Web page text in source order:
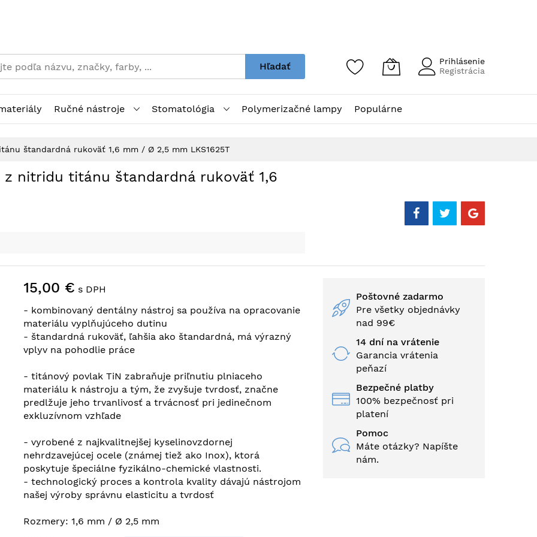
Hľadať
Prihlásenie
Registrácia
Ručné nástroje Stomatológia Polymerizačné lampy Populárne
štandardná rukoväť 1,6 mm / Ø 2,5 mm LKS1625T
nitridu titánu štandardná rukoväť 1,6
15,00 € s DPH
- kombinovaný dentálny nástroj sa používa na opracovanie
materiálu vyplňujúceho dutinu
- štandardná rukoväť, ľahšia ako štandardná, má výrazný
vplyv na pohodlie práce
- titánový povlak TiN zabraňuje priľnutiu plniaceho
materiálu k nástroju a tým, že zvyšuje tvrdosť, značne
predlžuje jeho trvanlivosť a trvácnosť pri jedinečnom
exkluzívnom vzhľade
- vyrobené z najkvalitnejšej kyselinovzdornej
nehrdzavejúcej ocele (známej tiež ako Inox), ktorá
poskytuje špeciálne fyzikálno-chemické vlastnosti.
- technologický proces a kontrola kvality dávajú nástrojom
našej výroby správnu elasticitu a tvrdosť
Rozmery: 1,6 mm / Ø 2,5 mm
Poštovné zadarmo
Pre všetky objednávky
nad 99€
14 dní na vrátenie
Garancia vrátenia
peňazí
Bezpečné platby
100% bezpečnosť pri
platení
Pomoc
Máte otázky? Napíšte
nám.